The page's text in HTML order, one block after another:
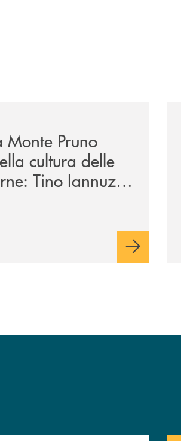
Monte Pruno
cultura delle
Tino Iannuzzi